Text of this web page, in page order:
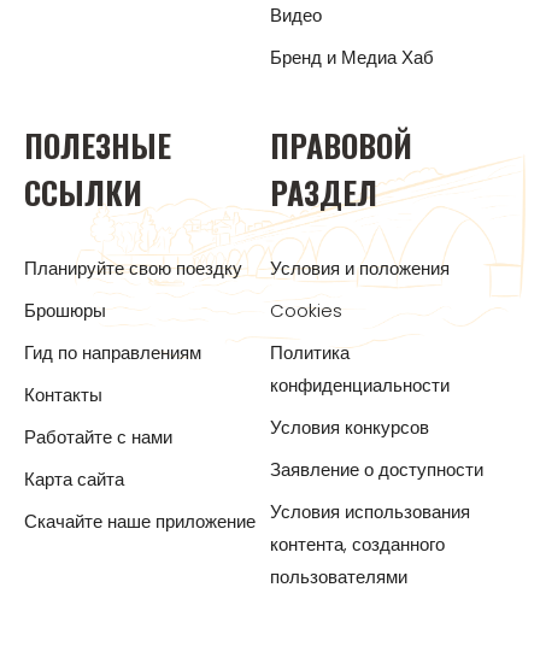
Видео
Бренд и Медиа Хаб
ПОЛЕЗНЫЕ
ССЫЛКИ
Планируйте свою поездку
Брошюры
Гид по направлениям
Контакты
Работайте с нами
Карта сайта
Скачайте наше приложение
ПРАВОВОЙ
РАЗДЕЛ
Условия и положения
Cookies
Политика
конфиденциальности
Условия конкурсов
Заявление о доступности
Условия использования
контента, созданного
пользователями